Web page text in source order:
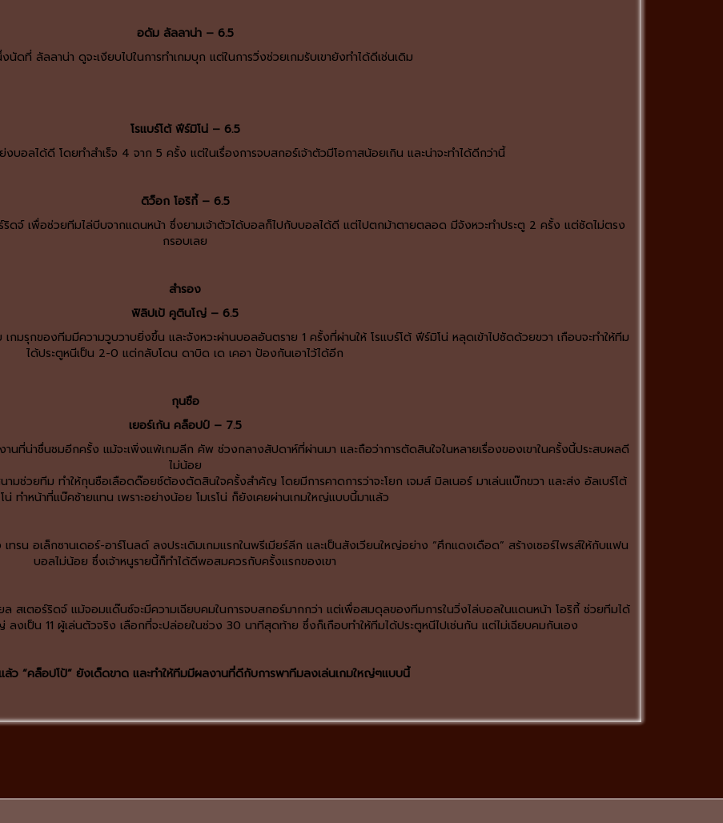
อดัม ลัลลาน่า – 6.5
นัดที่ ลัลลาน่า ดูจะเงียบไปในการทำเกมบุก แต่ในการวิ่งช่วยเกมรับเขายังทำได้ดีเช่นเดิม
โรแบร์โต้ ฟีร์มิโน่ – 6.5
งบอลได้ดี โดยทำสำเร็จ 4 จาก 5 ครั้ง แต่ในเรื่องการจบสกอร์เจ้าตัวมีโอกาสน้อยเกิน และน่าจะทำได้ดีกว่านี้
ดิว็อก โอริกี้ – 6.5
ดจ์ เพื่อช่วยทีมไล่บีบจากแดนหน้า ซึ่งยามเจ้าตัวได้บอลก็ไปกับบอลได้ดี แต่ไปตกม้าตายตลอด มีจังหวะทำประตู 2 ครั้ง แต่ซัดไม่ตรง
กรอบเลย
สำรอง
ฟิลิปเป้ คูตินโญ่ – 6.5
มรุกของทีมมีความวูบวาบยิ่งขึ้น และจังหวะผ่านบอลอันตราย 1 ครั้งที่ผ่านให้ โรแบร์โต้ ฟีร์มิโน่ หลุดเข้าไปซัดด้วยขวา เกือบจะทำให้ทีม
ได้ประตูหนีเป็น 2-0 แต่กลับโดน ดาบิด เด เคอา ป้องกันเอาไว้ได้อีก
กุนซือ
เยอร์เก้น คล็อปป์ – 7.5
ที่น่าชื่นชมอีกครั้ง แม้จะเพิ่งแพ้เกมลีก คัพ ช่วงกลางสัปดาห์ที่ผ่านมา และถือว่าการตัดสินใจในหลายเรื่องของเขาในครั้งนี้ประสบผลดี
ไม่น้อย
ามช่วยทีม ทำให้กุนซือเลือดด๊อยช์ต้องตัดสินใจครั้งสำคัญ โดยมีการคาดการว่าจะโยก เจมส์ มิลเนอร์ มาเล่นแบ๊กขวา และส่ง อัลเบร์โต้
โน่ ทำหน้าที่แบ๊คซ้ายแทน เพราะอย่างน้อย โมเรโน่ ก็ยังเคยผ่านเกมใหญ่แบบนี้มาแล้ว
รน อเล็กซานเดอร์-อาร์โนลด์ ลงประเดิมเกมแรกในพรีเมียร์ลีก และเป็นสังเวียนใหญ่อย่าง “ศึกแดงเดือด” สร้างเซอร์ไพรส์ให้กับแฟน
บอลไม่น้อย ซึ่งเจ้าหนูรายนี้ก็ทำได้ดีพอสมควรกับครั้งแรกของเขา
สเตอร์ริดจ์ แม้จอมแด๊นซ์จะมีความเฉียบคมในการจบสกอร์มากกว่า แต่เพื่อสมดุลของทีมการในวิ่งไล่บอลในแดนหน้า โอริกี้ ช่วยทีมได้
เป็น 11 ผู้เล่นตัวจริง เลือกที่จะปล่อยในช่วง 30 นาทีสุดท้าย ซึ่งก็เกือบทำให้ทีมได้ประตูหนีไปเช่นกัน แต่ไม่เฉียบคมกันเอง
ล้ว “คล็อปโป้” ยังเด็ดขาด และทำให้ทีมมีผลงานที่ดีกับการพาทีมลงเล่นเกมใหญ่ๆแบบนี้